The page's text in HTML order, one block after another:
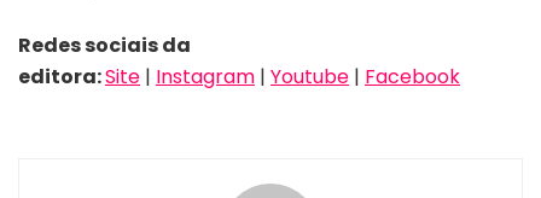
Redes sociais da
editora:Site | Instagram | Youtube | Facebook